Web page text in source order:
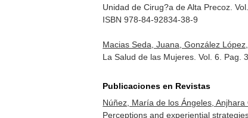
Unidad de Cirug?a de Alta Precoz.
ISBN 978-84-92834-38-9
Macias Seda, Juana, González
La Salud de las Mujeres. Vol. 6. Pag.
Publicaciones en Revistas
Núñez, María de los Ángeles,
Perceptions and experiential